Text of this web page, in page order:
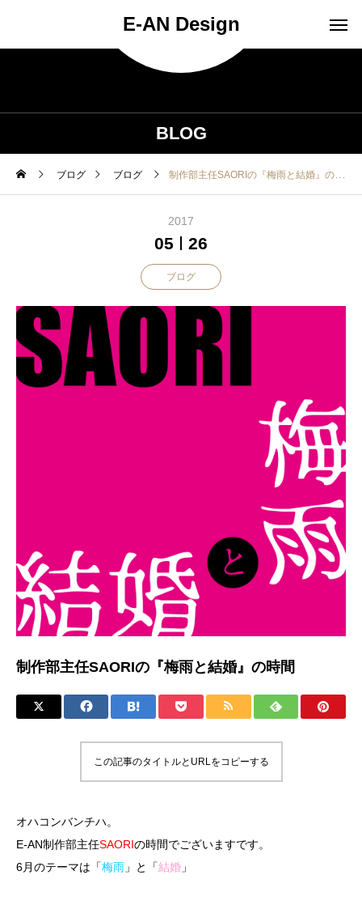
E-AN Design
BLOG
ブログ ブログ 制作部主任SAORIの『梅雨と結婚』の時間
2017
05 26
ブログ
制作部主任SAORIの『梅雨と結婚』の時間
この記事のタイトルとURLをコピーする
オハコンバンチハ。
E-AN制作部主任SAORIの時間でございますです。
6月のテーマは「梅雨 」と「結婚 」